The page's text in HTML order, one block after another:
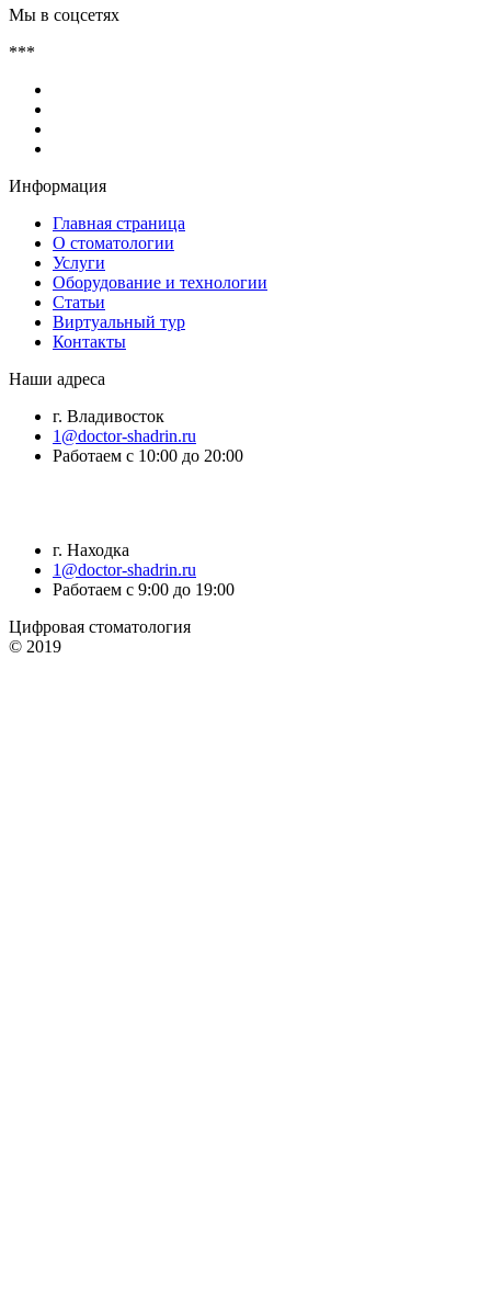
Мы в соцсетях
***
Информация
Главная страница
О стоматологии
Услуги
Оборудование и технологии
Статьи
Виртуальный тур
Контакты
Наши адреса
г. Владивосток
1@doctor-shadrin.ru
Работаем с 10:00 до 20:00
г. Находка
1@doctor-shadrin.ru
Работаем с 9:00 до 19:00
Цифровая стоматология
© 2019